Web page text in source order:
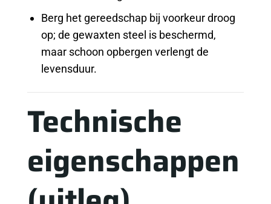
Berg het gereedschap bij voorkeur droog
op; de gewaxten steel is beschermd,
maar schoon opbergen verlengt de
levensduur.
Technische
eigenschappen